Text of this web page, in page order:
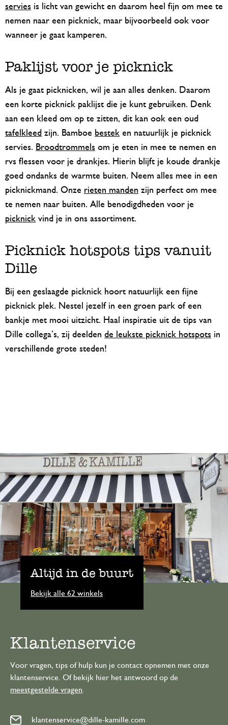
servies is licht van gewicht en daarom heel fijn om mee te
nemen naar een picknick, maar bijvoorbeeld ook voor
wanneer je gaat kamperen.
Paklijst voor je picknick
Als je gaat picknicken, wil je aan alles denken. Daarom
een korte picknick paklijst die je kunt gebruiken. Denk
aan een kleed om op te zitten, dit kan ook een oud
tafelkleed zijn. Bamboe bestek en natuurlijk je picknick
servies. Broodtrommels om je eten in mee te nemen en
rvs flessen voor je drankjes. Hierin blijft je koude drankje
goed ondanks de warmte buiten. Neem alles mee in een
picknickmand. Onze rieten manden zijn perfect om mee
te nemen naar buiten. Alle benodigdheden voor je
picknick vind je in ons assortiment.
Picknick hotspots tips vanuit
Dille
Bij een geslaagde picknick hoort natuurlijk een fijne
picknick plek. Nestel jezelf in een groen park of een
bankje met mooi uitzicht. Haal inspiratie uit de tips van
Dille collega’s, zij deelden de leukste picknick hotspots in
verschillende grote steden!
Altijd in de buurt
Bekijk alle 62 winkels
Klantenservice
Voor vragen, tips of hulp kun je contact opnemen met onze
klantenservice. Of bekijk hier het antwoord op de
meestgestelde vragen
klantenservice@dille-kamille.com